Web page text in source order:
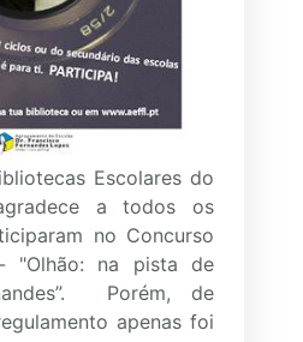
Escolares do
a todos os
no Concurso
"Olhão: na pista de
Porém, de
apenas foi